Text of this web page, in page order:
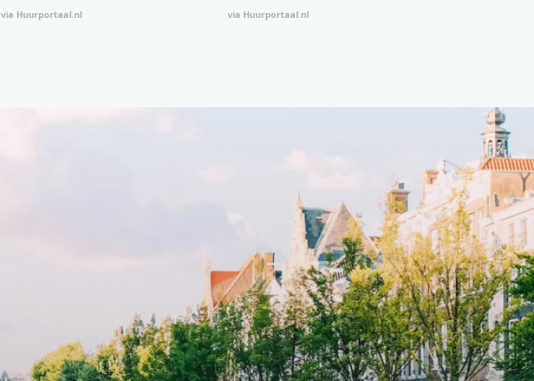
complex in De Pijp feautring an
storage and secure bicycle parking
with an elegant lobby with an
elevator and green communal
via Huurportaal.nl
complex in De Pijp feautring an
93m2, ready-to-live, contemporary
spaces.The building incorporates
solar panels to generate energy
supply. The windows have solar
control glazing, and the apartments
have climate control driven by a
thermal energy storage system.
Underfloor heating and cooling
contribute to a healthy indoor
environment. The atriums' seasonal
via Huurportaal.nl